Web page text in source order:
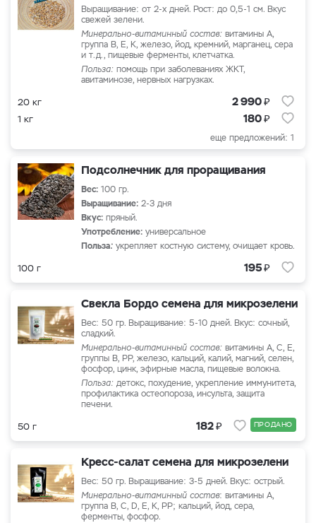
Выращивание: от 2-х дней. Рост: до 0,5-1 см. Вкус
свежей зелени.
Минерально-витаминный состав: витамины А,
группа B, Е, К, железо, йод, кремний, марганец, сера
и т.д., пищевые ферменты, клетчатка.
Польза: помощь при заболеваниях ЖКТ,
авитаминозе, нервных нагрузках.
20 кг 2 990₽
1 кг 180₽
еще предложений: 1
Подсолнечник для проращивания
Вес: 100 гр.
Выращивание: 2-3 дня
Вкус: пряный.
Употребление: универсальное
Польза: укрепляет костную систему, очищает кровь.
100 г 195₽
Свекла Бордо семена для микрозелени
Вес: 50 гр. Выращивание: 5-10 дней. Вкус: сочный,
сладкий.
Минерально-витаминный состав: витамины А, С, Е,
группы В, PP, железо, кальций, калий, магний, селен,
фосфор, цинк, эфирные масла, пищевые волокна.
Польза: детокс, похудение, укрепление иммунитета,
профилактика остеопороза, инсульта, защита
печени.
50 г 182₽ ПРОДАНО
Кресс-салат семена для микрозелени
Вес: 50 гр. Выращивание: 3-5 дней. Вкус: острый.
Минерально-витаминный состав: витамины A,
группа B, C, D, E, K, PP; кальций, йод, сера,
ферменты, фосфор.